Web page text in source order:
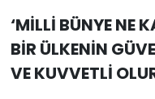
‘MİLLİ BÜNYE NE
BİR ÜLKENİN
VE KUVVETLİ